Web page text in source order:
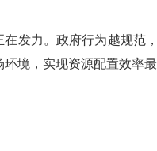
力。政府行为越规范，
境，实现资源配置效率最